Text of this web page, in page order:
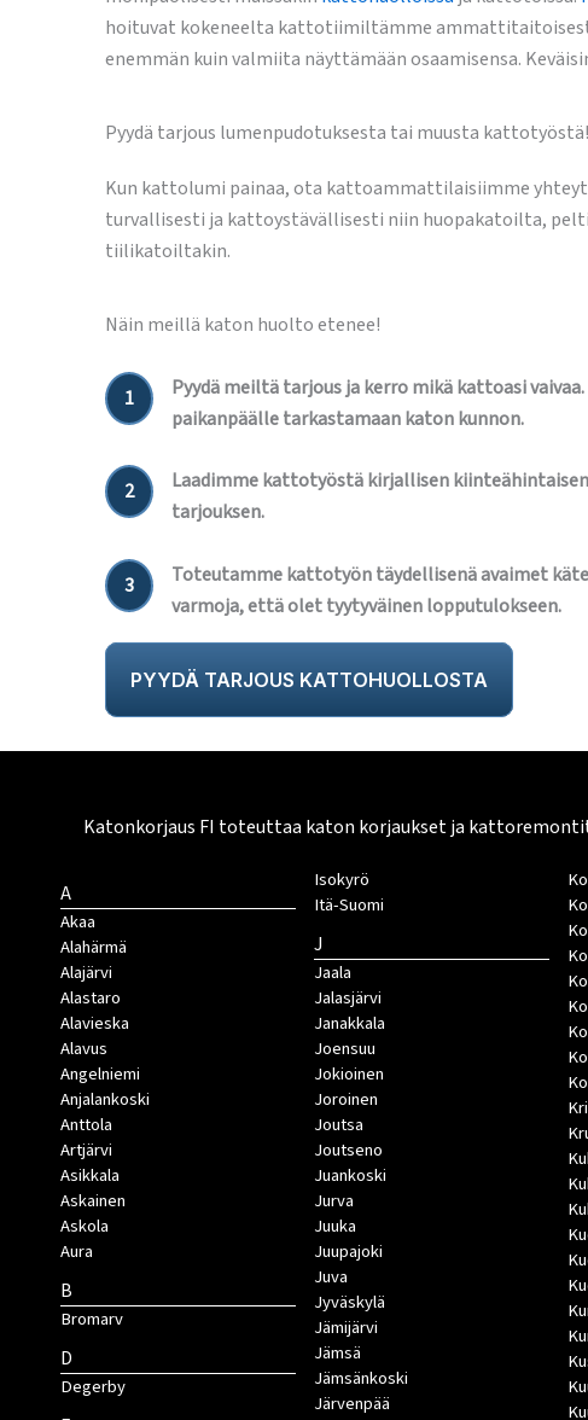
hoituvat kokeneelta kattotiimiltämme
enemmän kuin valmiita näyttämään osaamisensa.
Pyydä tarjous lumenpudotuksesta tai muusta kattotyöstä!
Kun kattolumi painaa, ota kattoammattilaisiimme
turvallisesti ja kattoystävällisesti niin huopakatoilta,
tiilikatoiltakin.
Näin meillä katon huolto etenee!
1
Pyydä meiltä tarjous ja kerro mikä kattoasi
paikanpäälle tarkastamaan katon kunnon.
2
Laadimme kattotyöstä kirjallisen
tarjouksen.
3
Toteutamme kattotyön täydellisenä avaimet
varmoja, että olet tyytyväinen lopputulokseen.
PYYDÄ TARJOUS KATTOHUOLLOSTA
Katonkorjaus FI toteuttaa katon korjaukset ja
A
Akaa
Alahärmä
Alajärvi
Alastaro
Alavieska
Alavus
Angelniemi
Anjalankoski
Anttola
Artjärvi
Asikkala
Askainen
Askola
Aura
B
Bromarv
D
Degerby
Isokyrö
Itä-Suomi
J
Jaala
Jalasjärvi
Janakkala
Joensuu
Jokioinen
Joroinen
Joutsa
Joutseno
Juankoski
Jurva
Juuka
Juupajoki
Juva
Jyväskylä
Jämijärvi
Jämsä
Jämsänkoski
Järvenpää